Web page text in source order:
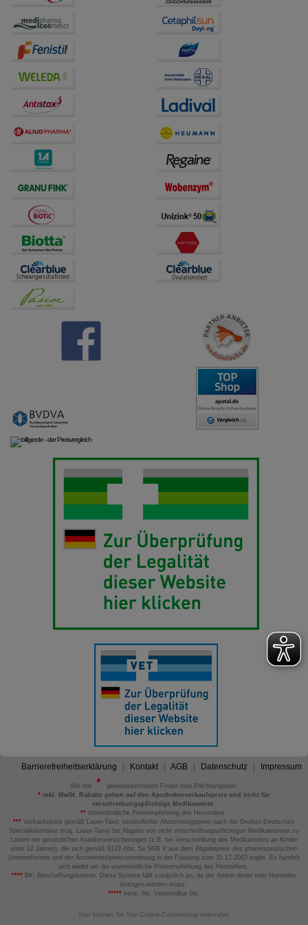
Website weiter für Sie optimieren können, den Inhalt
auf unserer Website aber auch die Werbung auf
Drittseiten möglichst relevant für Sie zu gestalten.
Bitte beachten Sie, dass Daten hierfür teilweise an
Dritte wie z.B. Google oder soziale Medien
Barrierefreiheitserklärung Kontakt AGB Datenschutz Impressum
Alle mit
gekennzeichneten Felder sind Pflichtangaben.
*inkl. MwSt. Rabatte gelten auf den Apothekenverkaufspreis und nicht für
verschreibungspflichtige Medikamente.
** Unverbindliche Preisempfehlung des Herstellers.
*** Verkaufspreis gemäß Lauer-Taxe; verbindlicher Abrechnungspreis nach der Großen Deutschen
Spezialitätentaxe (sog. Lauer-Taxe) bei Abgabe von nicht verschreibungspflichtigen Medikamenten zu
Lasten der gesetzlichen Krankenversicherungen (z.B. bei Verschreibung des Medikaments an Kinder
unter 12 Jahren), die sich gemäß §129 Abs. 5a SGB V aus dem Abgabepreis des pharmazeutischen
Unternehmens und der Arzneimittelpreisverordnung in der Fassung zum 31.12.2003 ergibt. Es handelt
sich nicht um die unverbindliche Preisempfehlung des Herstellers.
****BK: Beschaffungskosten. Diese Summe fällt zusätzlich an, da der Artikel direkt vom Hersteller
bezogen werden muss.
*****verw. bis: Verwendbar bis.
Hier können Sie Ihre Cookie-Zustimmung widerrufen